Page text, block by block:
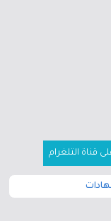
قناة التلغرام